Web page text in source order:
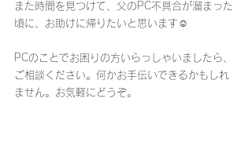
また時間を見つけて、父のPC不具合が溜まった
頃に、お助けに帰りたいと思います☺️
PCのことでお困りの方いらっしゃいましたら、
ご相談ください。何かお手伝いできるかもしれ
ません。お気軽にどうぞ。